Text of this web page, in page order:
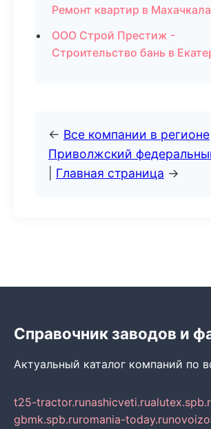
Ремонт квартир в Махачкала
ООО Строй Престиж -
Строительство бань в
← Все компании в регионе
Приволжский
Главная страница →
Справочник заводов и
Актуальный каталог компаний по
t25-tractor.runashicveti.ru
gbmk.spb.ruromania-today.ru